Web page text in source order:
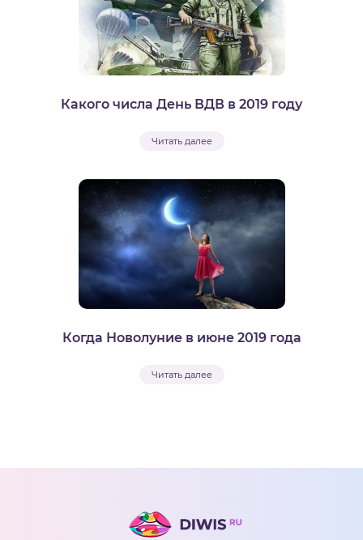
Какого числа День ВДВ в 2019 году
Читать далее
Когда Новолуние в июне 2019 года
Читать далее